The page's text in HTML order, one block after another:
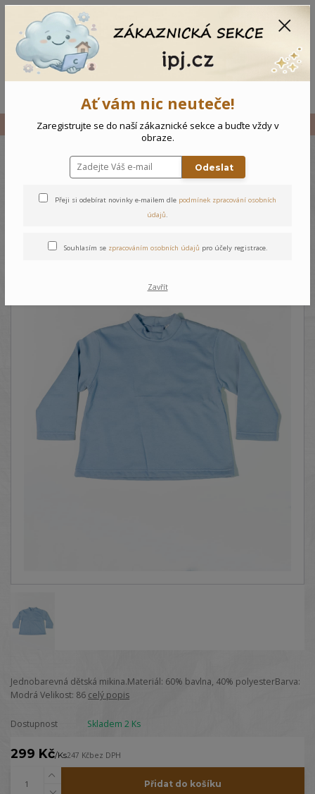
Vše Dětská mikina - 86
Dětská mikina - 86
Jednobarevná dětská mikina.Materiál: 60% bavlna, 40% polyesterBarva:
Modrá Velikost: 86 celý popis
Dostupnost Skladem 2 Ks
299 Kč/Ks247 Kčbez DPH
Přidat do košíku
Ať vám nic neuteče!
Zaregistrujte se do naší zákaznické sekce a buďte vždy v
obraze.
Odeslat
Přeji si odebírat novinky e-mailem dle podmínek zpracování osobních
údajů.
Souhlasím se zpracováním osobních údajů pro účely registrace.
Zavřít